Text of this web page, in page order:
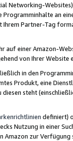
Networking-
an
Partner-Tag
auf einer Amazon-
von Ihrer
in den
Produkt, eine
steht
definiert)
Nutzung in einer
Amazon zur